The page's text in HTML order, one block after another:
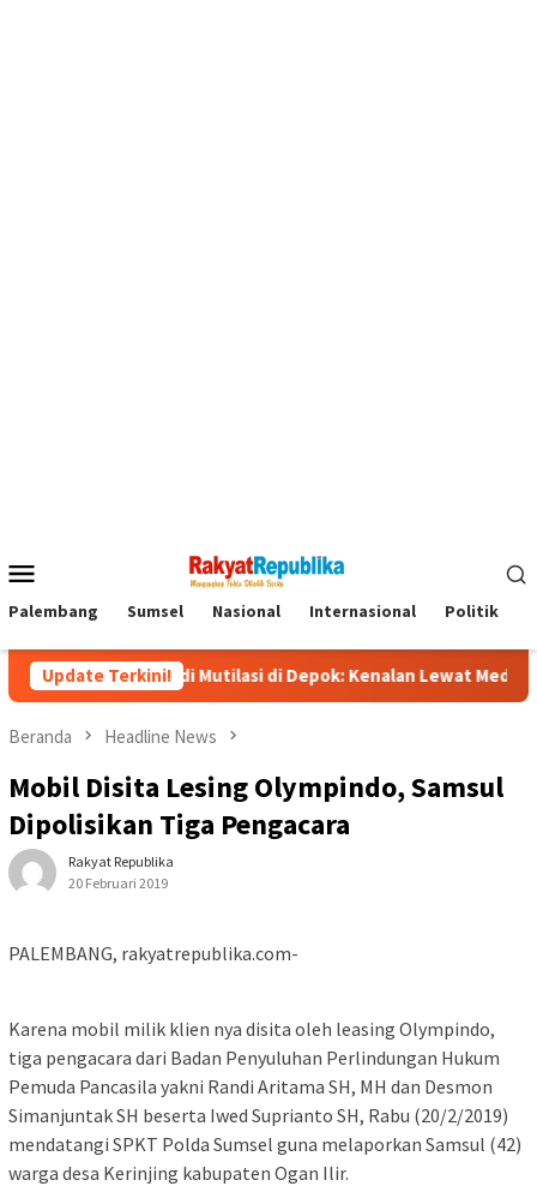
Mobile
Palembang Sumsel Nasional Internasional Politik
Update Terkini!
Tragedi Mutilasi di Depok: Kenalan Lewat Medsos Berujung
Beranda Headline News
Mobil Disita Lesing Olympindo, Samsul
Dipolisikan Tiga Pengacara
Rakyat Republika
20 Februari 2019
PALEMBANG, rakyatrepublika.com-
Karena mobil milik klien nya disita oleh leasing Olympindo,
tiga pengacara dari Badan Penyuluhan Perlindungan Hukum
Pemuda Pancasila yakni Randi Aritama SH, MH dan Desmon
Simanjuntak SH beserta Iwed Suprianto SH, Rabu (20/2/2019)
mendatangi SPKT Polda Sumsel guna melaporkan Samsul (42)
warga desa Kerinjing kabupaten Ogan Ilir.